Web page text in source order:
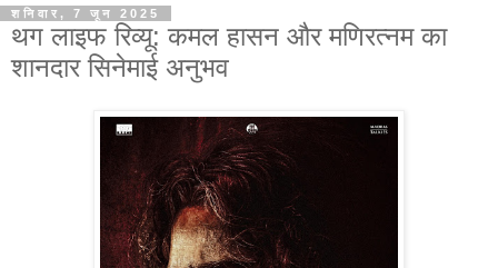
शनिवार, 7 जून 2025
थग लाइफ रिव्यू: कमल हासन और मणिरत्नम का
शानदार सिनेमाई अनुभव